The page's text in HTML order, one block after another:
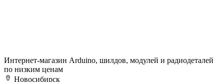
Интернет-магазин Arduino, шилдов, модулей и радиодеталей
по низким ценам
Новосибирск